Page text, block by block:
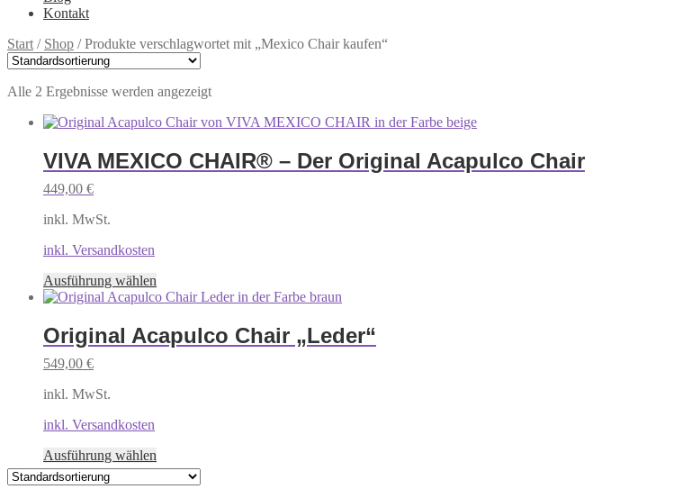
Kontakt
Start / Shop /Produkte verschlagwortet mit „Mexico Chair kaufen“
Alle 2 Ergebnisse werden angezeigt
VIVA MEXICO CHAIR® – Der Original Acapulco Chair
449,00 €
inkl. MwSt.
inkl. Versandkosten
Ausführung wählen
Produkt
mehrere
Varianten
Produktseite
gewählt
Original Acapulco Chair „Leder“
549,00 €
inkl. MwSt.
inkl. Versandkosten
Ausführung wählen
Produkt